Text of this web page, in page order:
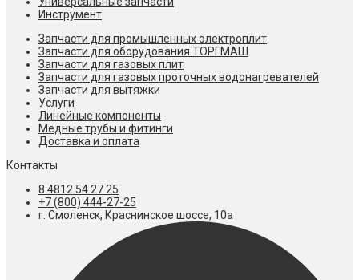
Инструмент
Запчасти для промышленных электроплит
Запчасти для оборудования ТОРГМАШ
Запчасти для газовых плит
Запчасти для газовых проточных водонагревателей
Запчасти для вытяжки
Услуги
Линейные компоненты
Медные трубы и фитинги
Доставка и оплата
Контакты
8 4812 54 27 25
+7 (800) 444-27-25
г. Смоленск, Краснинское шоссе, 10а